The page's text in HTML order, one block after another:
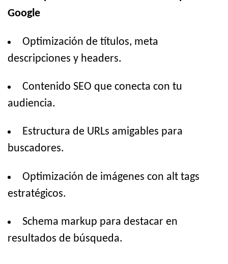
Google
Optimización de títulos, meta
descripciones y headers.
Contenido SEO que conecta con tu
audiencia.
Estructura de URLs amigables para
buscadores.
Optimización de imágenes con alt tags
estratégicos.
Schema markup para destacar en
resultados de búsqueda.